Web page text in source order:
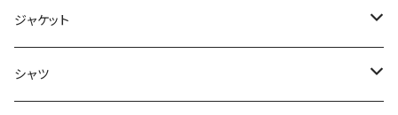
ジャケット
～44/S
シャツ